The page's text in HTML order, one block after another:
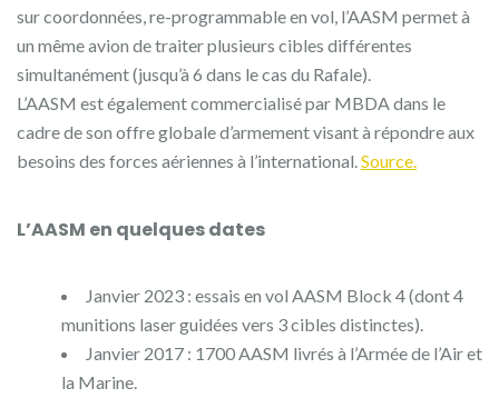
sur coordonnées, re-programmable en vol, l’AASM permet à
un même avion de traiter plusieurs cibles différentes
simultanément (jusqu’à 6 dans le cas du Rafale).
L’AASM est également commercialisé par MBDA dans le
cadre de son offre globale d’armement visant à répondre aux
besoins des forces aériennes à l’international. Source.
L’AASM en quelques dates
Janvier 2023 : essais en vol AASM Block 4 (dont 4
munitions laser guidées vers 3 cibles distinctes).
Janvier 2017 : 1700 AASM livrés à l’Armée de l’Air et
la Marine.